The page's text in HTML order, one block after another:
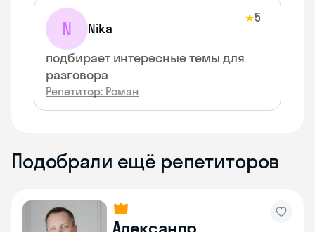
N Nika
★5
подбирает интересные темы для
разговора
Репетитор: Роман
Подобрали ещё репетиторов
Александр